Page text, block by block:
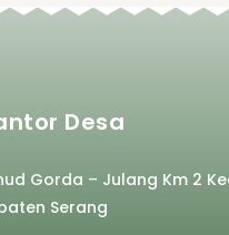
Desa
Gorda – Julang Km 2
Serang